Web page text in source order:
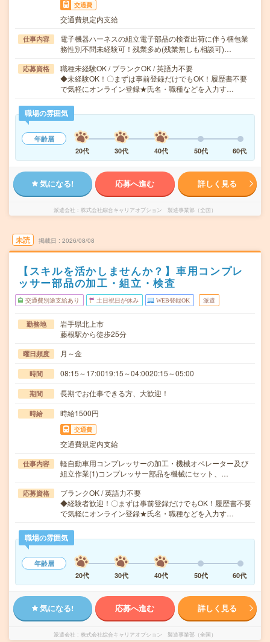
交通費
交通費規定内支給
仕事内容
電子機器ハーネスの組立電子部品の検査出荷に伴う梱包業
務性別不問未経験可！残業多め(残業無しも相談可)…
応募資格
職種未経験OK / ブランクOK / 英語力不要
◆未経験OK！〇まずは事前登録だけでもOK！履歴書不要
で気軽にオンライン登録★氏名・職種などを入力す…
職場の雰囲気
年齢層
20代
30代 40代 50代 60代
気になる! 応募へ進む 詳しく見る
派遣会社 株式会社綜合キャリアオプション 製造事業部（全国）
未読 掲載日 2026/08/08
【スキルを活かしませんか？】車用コンプレ
ッサー部品の加工・組立・検査
交通費別途支給あり 土日祝日が休み WEB登録OK 派遣
勤務地
岩手県北上市
藤根駅から徒歩25分
曜日頻度 月～金
時間 08:15～17:0019:15～04:0020:15～05:00
期間 長期でお仕事できる方、大歓迎！
時給 時給1500円
交通費
交通費規定内支給
仕事内容
軽自動車用コンプレッサーの加工・機械オペレーター及び
組立作業(1)コンプレッサー部品を機械にセット、…
応募資格
ブランクOK / 英語力不要
◆経験者歓迎！〇まずは事前登録だけでもOK！履歴書不要
で気軽にオンライン登録★氏名・職種などを入力す…
職場の雰囲気
年齢層
20代
30代 40代 50代 60代
気になる! 応募へ進む 詳しく見る
派遣会社 株式会社綜合キャリアオプション 製造事業部（全国）